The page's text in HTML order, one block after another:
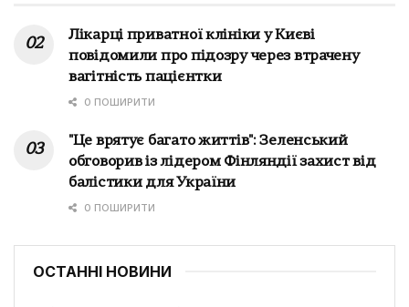
Лікарці приватної клініки у Києві
повідомили про підозру через втрачену
вагітність пацієнтки
0 ПОШИРИТИ
"Це врятує багато життів": Зеленський
обговорив із лідером Фінляндії захист від
балістики для України
0 ПОШИРИТИ
ОСТАННІ НОВИНИ